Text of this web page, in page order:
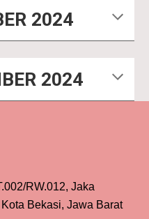
2024
2024
RW.012, Jaka
Bekasi, Jawa Barat